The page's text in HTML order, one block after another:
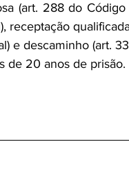
(art. 288 do Código
qualificada
e descaminho (art.
de 20 anos de prisão.